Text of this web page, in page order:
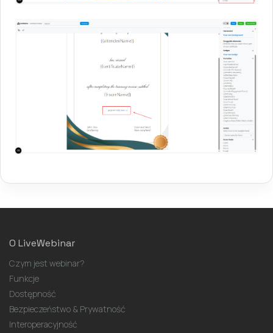
O LiveWebinar
Czym jest webinar?
Funkcje
Dostępność
Bezpieczeństwo & Prywatność
Interoperacyjność